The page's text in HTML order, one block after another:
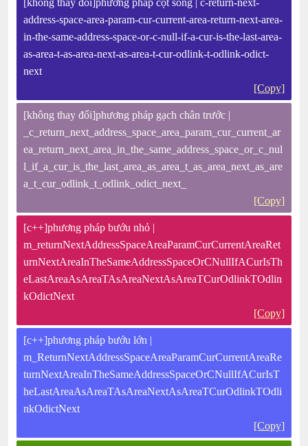
[không thay đổi]phương pháp cột sống | c-return-next-
address-space-area-param-cur-current-area-return-next-area-
in-the-same-address-space-or-c-null-if-a-cur-is-the-last-area-
as-area-t-as-area-next-as-area-t-cur-odlink-t-odlink-odict-
next
[Copy]
[không thay đổi]phương pháp gạch chân trước |
_c_return_next_address_space_area_param_cur_current_ar
ea_return_next_area_in_the_same_address_space_or_c_nul
l_if_a_cur_is_the_last_area_as_area_t_as_area_next_as_are
a_t_cur_odlink_t_odlink_odict_next_
[Copy]
[c++]phương pháp bướu nhỏ |
m_returnNextAddressSpaceAreaParamCurCurrentAreaRet
urnNextAreaInTheSameAddressSpaceOrCNullIfACurIsTh
eLastAreaAsAreaTAsAreaNextAsAreaTCurOdlinkTOdlin
kOdictNext
[Copy]
[c++]phương pháp bướu lớn |
m_ReturnNextAddressSpaceAreaParamCurCurrentAreaRe
turnNextAreaInTheSameAddressSpaceOrCNullIfACurIsT
heLastAreaAsAreaTAsAreaNextAsAreaTCurOdlinkTOdli
nkOdictNext
[Copy]